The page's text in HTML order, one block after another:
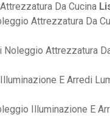
Da Cucina
Attrezzatura Da
Noleggio Attrezzatura
E Arredi
Illuminazione E